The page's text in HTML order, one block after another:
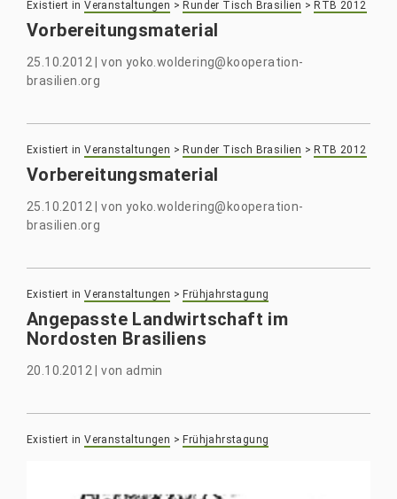
Existiert in Veranstaltungen > Runder Tisch Brasilien > RTB 2012
Vorbereitungsmaterial
25.10.2012 |von yoko.woldering@kooperation-
brasilien.org
Existiert in Veranstaltungen > Runder Tisch Brasilien > RTB 2012
Vorbereitungsmaterial
25.10.2012 |von yoko.woldering@kooperation-
brasilien.org
Existiert in Veranstaltungen > Frühjahrstagung
Angepasste Landwirtschaft im
Nordosten Brasiliens
20.10.2012 |von admin
Existiert in Veranstaltungen > Frühjahrstagung